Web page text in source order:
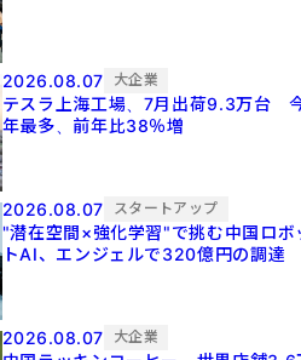
2026.08.07 大企業
テスラ上海工場、7月出荷9.3万台
年最多、前年比38％増
2026.08.07 スタートアップ
"潜在空間×強化学習"で挑む中国ロボ
トAI、エンジェルで320億円の調達
2026.08.07 大企業